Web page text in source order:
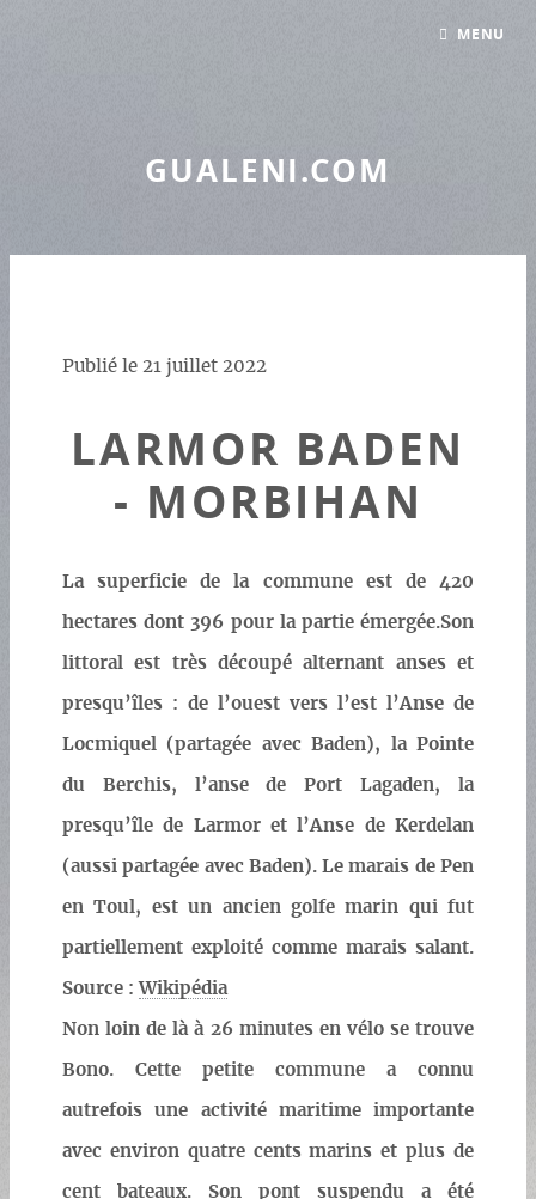
GUALENI.COM
Publié le 21 juillet 2022
LARMOR BADEN
- MORBIHAN
La superficie de la commune est de 420
hectares dont 396 pour la partie émergée.Son
littoral est très découpé alternant anses et
presqu’îles : de l’ouest vers l’est l’Anse de
Locmiquel (partagée avec Baden), la Pointe
du Berchis, l’anse de Port Lagaden, la
presqu’île de Larmor et l’Anse de Kerdelan
(aussi partagée avec Baden). Le marais de Pen
en Toul, est un ancien golfe marin qui fut
partiellement exploité comme marais salant.
Source : Wikipédia
Non loin de là à 26 minutes en vélo se trouve
Bono. Cette petite commune a connu
autrefois une activité maritime importante
avec environ quatre cents marins et plus de
cent bateaux. Son pont suspendu a été
MENU